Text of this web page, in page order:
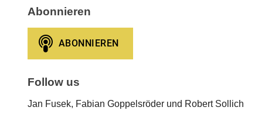
Abonnieren
Follow us
Jan Fusek, Fabian Goppelsröder und Robert Sollich